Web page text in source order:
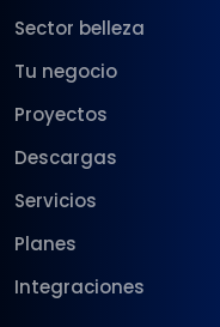
Sector belleza
Tu negocio
Proyectos
Descargas
Servicios
Planes
Integraciones